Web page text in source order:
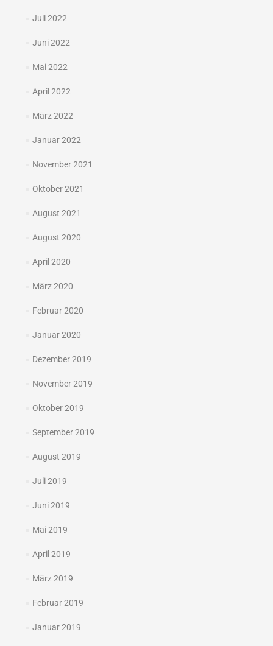
Juli 2022
Juni 2022
Mai 2022
April 2022
März 2022
Januar 2022
November 2021
Oktober 2021
August 2021
August 2020
April 2020
März 2020
Februar 2020
Januar 2020
Dezember 2019
November 2019
Oktober 2019
September 2019
August 2019
Juli 2019
Juni 2019
Mai 2019
April 2019
März 2019
Februar 2019
Januar 2019